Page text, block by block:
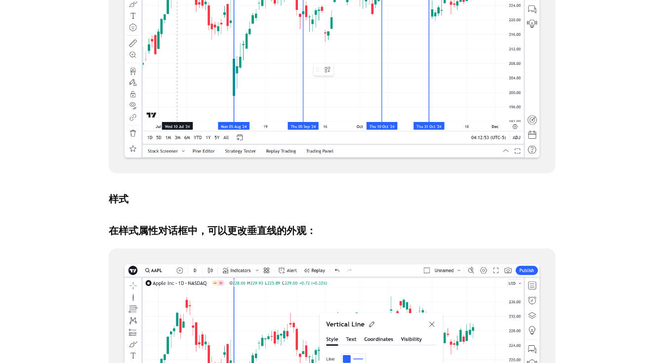
样式
在样式属性对话框中，可以更改垂直线的外观：